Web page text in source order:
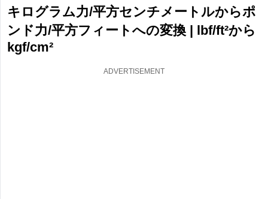
キログラム力/平方センチメートルからポ
ンド力/平方フィートへの変換 | lbf/ft²から
kgf/cm²